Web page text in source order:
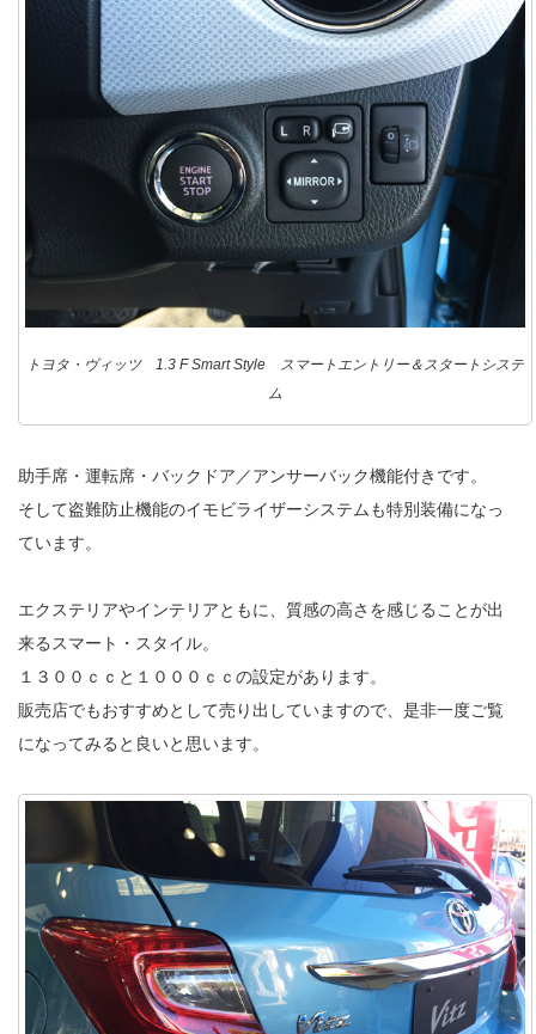
トヨタ・ヴィッツ 1.3 F Smart Style スマートエントリー＆スタートシステ
ム
助手席・運転席・バックドア／アンサーバック機能付きです。
そして盗難防止機能のイモビライザーシステムも特別装備になっ
ています。
エクステリアやインテリアともに、質感の高さを感じることが出
来るスマート・スタイル。
１３００ｃｃと１０００ｃｃの設定があります。
販売店でもおすすめとして売り出していますので、是非一度ご覧
になってみると良いと思います。